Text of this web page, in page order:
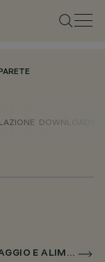
DOWNLOADS
LIBERA SYSTEM - ACCESSORI DI MONTAGGIO E ALIMENTAZIONE